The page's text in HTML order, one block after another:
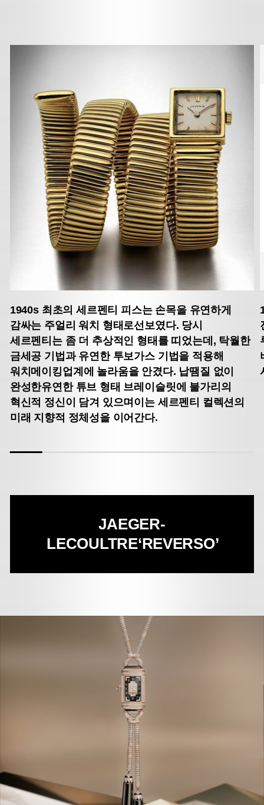
1940s최초의 세르펜티 피스는 손목을 유연하게
감싸는 주얼리 워치 형태로선보였다. 당시
세르펜티는 좀 더 추상적인 형태를 띠었는데, 탁월한
금세공 기법과 유연한 투보가스 기법을 적용해
워치메이킹업계에 놀라움을 안겼다. 납땜질 없이
완성한유연한 튜브 형태 브레이슬릿에 불가리의
혁신적 정신이 담겨 있으며이는 세르펜티 컬렉션의
미래 지향적 정체성을 이어간다.
JAEGER-
LECOULTRE‘REVERSO’